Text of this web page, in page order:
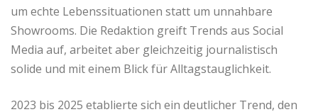
um echte Lebenssituationen statt um unnahbare
Showrooms. Die Redaktion greift Trends aus Social
Media auf, arbeitet aber gleichzeitig journalistisch
solide und mit einem Blick für Alltagstauglichkeit.
2023 bis 2025 etablierte sich ein deutlicher Trend, den